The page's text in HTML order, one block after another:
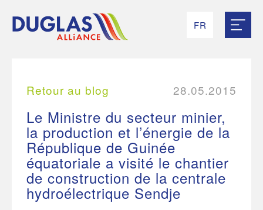
FR
Retour au blog 28.05.2015
Le Ministre du secteur minier,
la production et l’énergie de la
République de Guinée
équatoriale a visité le chantier
de construction de la centrale
hydroélectrique Sendje